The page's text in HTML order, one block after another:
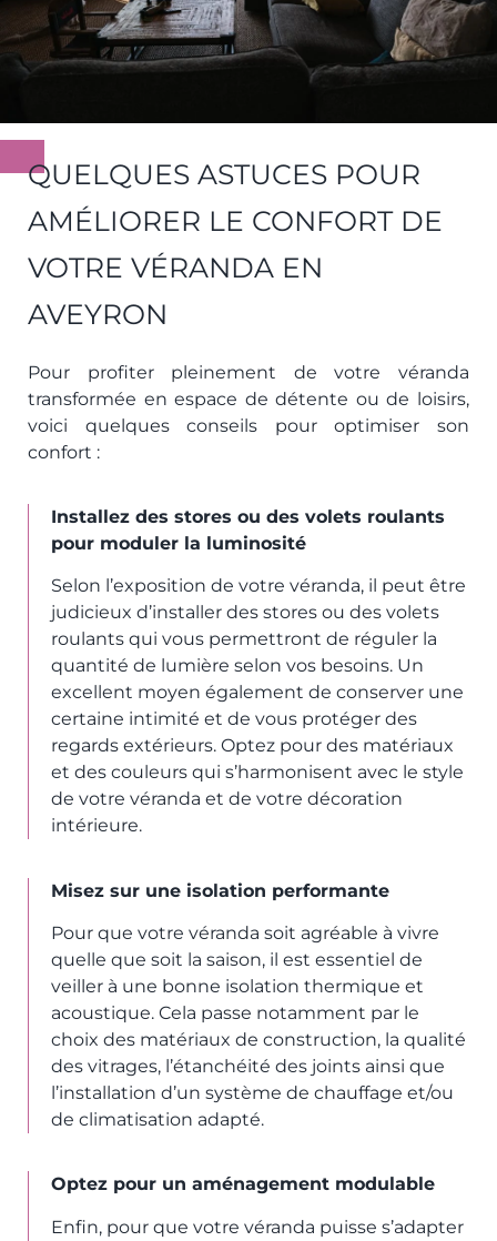
QUELQUES ASTUCES POUR
AMÉLIORER LE CONFORT DE
VOTRE VÉRANDA EN
AVEYRON
Pour profiter pleinement de votre véranda
transformée en espace de détente ou de loisirs,
voici quelques conseils pour optimiser son
confort :
Installez des stores ou des volets roulants
pour moduler la luminosité
Selon l’exposition de votre véranda, il peut être
judicieux d’installer des stores ou des volets
roulants qui vous permettront de réguler la
quantité de lumière selon vos besoins. Un
excellent moyen également de conserver une
certaine intimité et de vous protéger des
regards extérieurs. Optez pour des matériaux
et des couleurs qui s’harmonisent avec le style
de votre véranda et de votre décoration
intérieure.
Misez sur une isolation performante
Pour que votre véranda soit agréable à vivre
quelle que soit la saison, il est essentiel de
veiller à une bonne isolation thermique et
acoustique. Cela passe notamment par le
choix des matériaux de construction, la qualité
des vitrages, l’étanchéité des joints ainsi que
l’installation d’un système de chauffage et/ou
de climatisation adapté.
Optez pour un aménagement modulable
Enfin, pour que votre véranda puisse s’adapter